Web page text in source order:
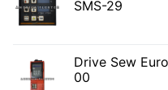
SMS-29
Drive Sew
00